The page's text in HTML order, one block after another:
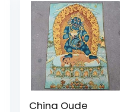
China Oude